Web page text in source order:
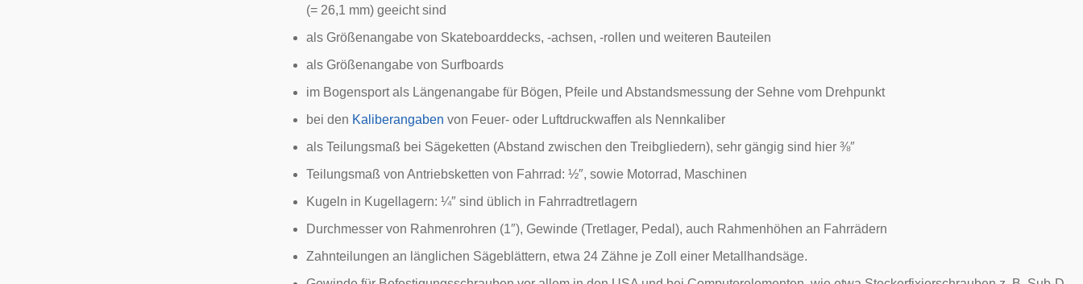
(= 26,1 mm) geeicht sind
als Größenangabe von Skateboarddecks, -achsen, -rollen und weiteren Bauteilen
als Größenangabe von Surfboards
im Bogensportals Längenangabe für Bögen, Pfeile und Abstandsmessung der Sehne vom Drehpunkt
bei den Kaliberangaben von Feuer- oder Luftdruckwaffen als Nennkaliber
als Teilungsmaß bei Sägeketten (Abstand zwischen den Treibgliedern), sehr gängig sind hier ⅜″
Teilungsmaß von Antriebsketten von Fahrrad: ½″, sowie Motorrad, Maschinen
Kugeln in Kugellagern: ¼″ sind üblich in Fahrradtretlagern
Durchmesser von Rahmenrohren (1″), Gewinde (Tretlager, Pedal), auch Rahmenhöhen an Fahrrädern
Zahnteilungen an länglichen Sägeblättern, etwa 24 Zähne je Zoll einer Metallhandsäge.